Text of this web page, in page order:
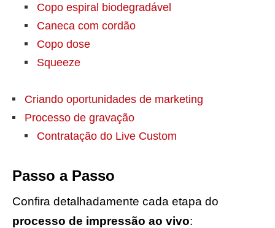
Copo espiral biodegradável
Caneca com cordão
Copo dose
Squeeze
Criando oportunidades de marketing
Processo de gravação
Contratação do Live Custom
Passo a Passo
Confira detalhadamente cada etapa do
processo de impressão ao vivo: